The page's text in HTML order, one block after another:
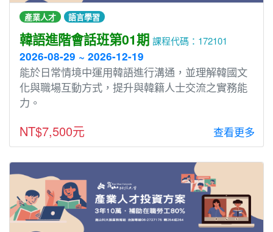
產業人才 語言學習
韓語進階會話班第01期 課程代碼：172101
2026-08-29 ~ 2026-12-19
能於日常情境中運用韓語進行溝通，並理解韓國文
化與職場互動方式，提升與韓籍人士交流之實務能
力。
NT$7,500元 查看更多